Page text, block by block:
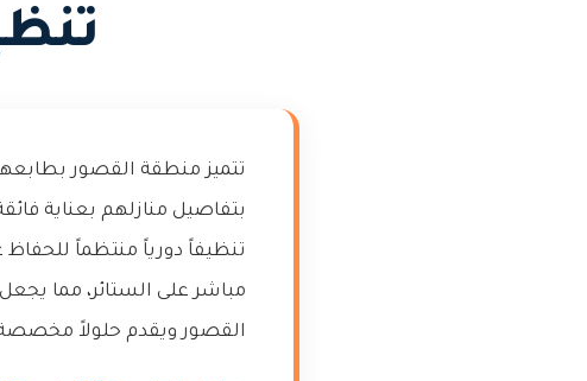
تتميز منطقة القصور
بتفاصيل منازلهم بعناية
تنظيفاً دورياً منتظماً
مباشر على الستائر، مما
القصور ويقدم حلولاً مخصصة